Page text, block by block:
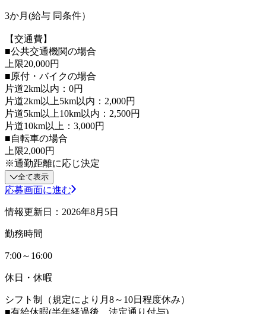
3か月(給与 同条件）
【交通費】
■公共交通機関の場合
上限20,000円
■原付・バイクの場合
片道2km以内：0円
片道2km以上5km以内：2,000円
片道5km以上10km以内：2,500円
片道10km以上：3,000円
■自転車の場合
上限2,000円
※通勤距離に応じ決定
全て表示
応募画面に進む
情報更新日：2026年8月5日
勤務時間
7:00～16:00
休日・休暇
シフト制（規定により月8～10日程度休み）
■有給休暇(半年経過後、法定通り付与)